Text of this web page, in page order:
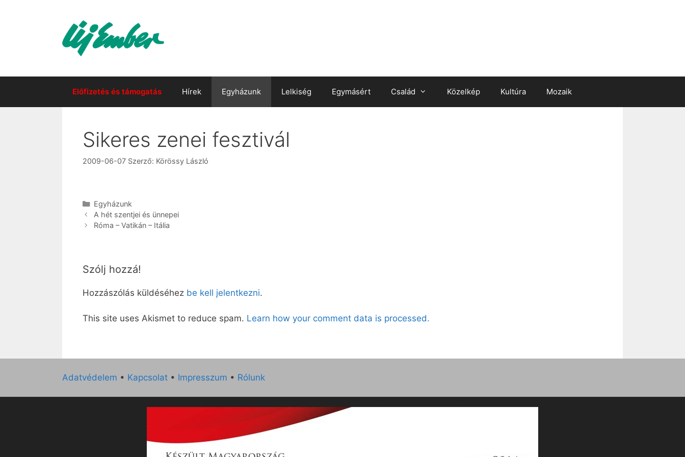
Előfizetés és támogatás Hírek Egyházunk Lelkiség Egymásért Család Közelkép Kultúra Mozaik
Sikeres zenei fesztivál
2009-06-07 Szerző: Körössy László
Kategória
Egyházunk
A hét szentjei és ünnepei
Róma – Vatikán – Itália
Szólj hozzá!
Hozzászólás küldéséhez be kell jelentkezni.
This site uses Akismet to reduce spam. Learn how your comment data is processed.
Adatvédelem • Kapcsolat • Impresszum • Rólunk